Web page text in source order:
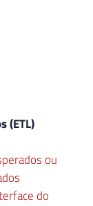
(ETL)
ou
do